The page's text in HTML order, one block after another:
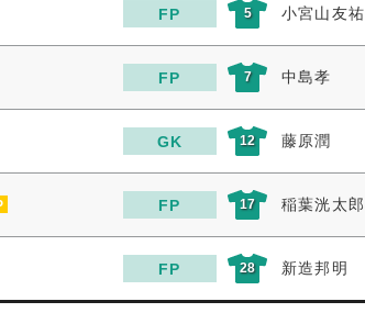
FP 5 小宮山友祐
FP 7 中島孝
GK 12 藤原潤
FP 17 稲葉洸太郎
FP 28 新造邦明